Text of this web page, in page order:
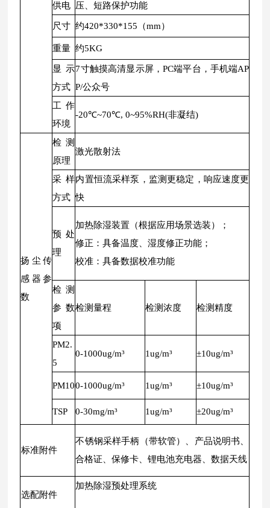
供电 压、短路保护功能
尺寸 约420*330*155（mm）
重量 约5KG
显示
方式
7寸触摸高清显示屏，PC端平台，手机端AP
P/公众号
工作
环境
-20℃~70℃, 0~95%RH(非凝结)
扬尘传
感器参
数
检测
原理
激光散射法
采样
方式
内置恒流采样泵，监测更稳定，响应速度更
快
预处
理
加热除湿装置（根据应用场景选装）；
修正：具备温度、湿度修正功能；
校准：具备数据校准功能
检测
参数
项
检测量程 检测浓度 检测精度
PM2.
5
0-1000ug/m³ 1ug/m³ ±10ug/m³
PM100-1000ug/m³ 1ug/m³ ±10ug/m³
TSP 0-30mg/m³ 1ug/m³ ±20ug/m³
标准附件
不锈钢采样手柄（带软管）、产品说明书、
合格证、保修卡、锂电池充电器、数据天线
选配附件
加热除湿预处理系统